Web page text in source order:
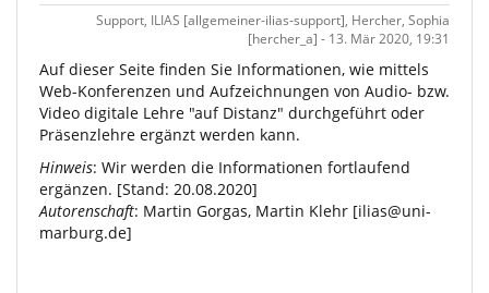
Support, ILIAS [allgemeiner-ilias-support], Hercher, Sophia
[hercher_a] - 13. Mär 2020, 19:31
Auf dieser Seite finden Sie Informationen, wie mittels
Web-Konferenzen und Aufzeichnungen von Audio- bzw.
Video digitale Lehre "auf Distanz" durchgeführt oder
Präsenzlehre ergänzt werden kann.
Hinweis: Wir werden die Informationen fortlaufend
ergänzen. [Stand: 20.08.2020]
Autorenschaft: Martin Gorgas, Martin Klehr [ilias@uni-
marburg.de]